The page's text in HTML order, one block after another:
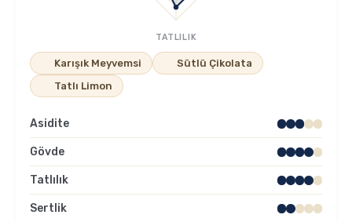
Soğuk Kahve
TATLILIK
Karışık Meyvemsi
Sütlü Çikolata
Tatlı Limon
Asidite
Gövde
Tatlılık
Sertlik